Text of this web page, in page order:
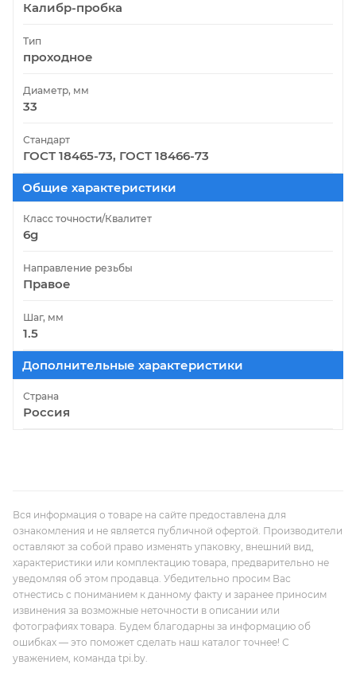
Калибр-пробка
Тип
проходное
Диаметр, мм
33
Стандарт
ГОСТ 18465-73, ГОСТ 18466-73
Общие характеристики
Класс точности/Квалитет
6g
Направление резьбы
Правое
Шаг, мм
1.5
Дополнительные характеристики
Страна
Россия
Вся информация о товаре на сайте предоставлена для
ознакомления и не является публичной офертой. Производители
оставляют за собой право изменять упаковку, внешний вид,
характеристики или комплектацию товара, предварительно не
уведомляя об этом продавца. Убедительно просим Вас
отнестись с пониманием к данному факту и заранее приносим
извинения за возможные неточности в описании или
фотографиях товара. Будем благодарны за информацию об
ошибках — это поможет сделать наш каталог точнее! С
уважением, команда tpi.by.